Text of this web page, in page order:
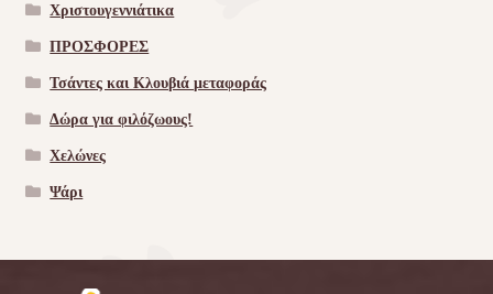
Χριστουγεννιάτικα
ΠΡΟΣΦΟΡΕΣ
Τσάντες και Κλουβιά μεταφοράς
Δώρα για φιλόζωους!
Χελώνες
Ψάρι